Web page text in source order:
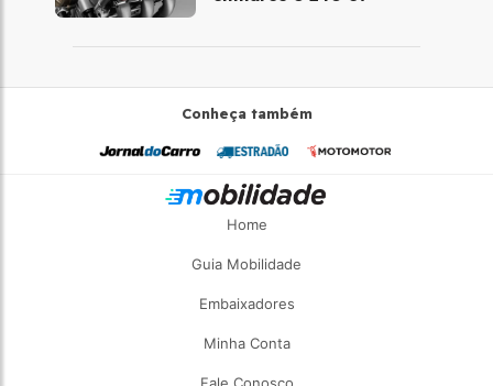
Conheça também
Home
Guia Mobilidade
Embaixadores
Minha Conta
Fale Conosco